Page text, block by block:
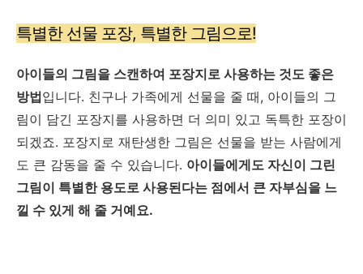
특별한 선물 포장, 특별한 그림으로!
아이들의 그림을 스캔하여 포장지로 사용하는 것도 좋은
방법입니다. 친구나 가족에게 선물을 줄 때, 아이들의 그
림이 담긴 포장지를 사용하면 더 의미 있고 독특한 포장이
되겠죠. 포장지로 재탄생한 그림은 선물을 받는 사람에게
도 큰 감동을 줄 수 있습니다. 아이들에게도 자신이 그린
그림이 특별한 용도로 사용된다는 점에서 큰 자부심을 느
낄 수 있게 해 줄 거예요.